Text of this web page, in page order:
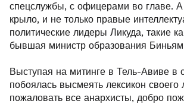
спецслужбы, с офицерами во главе.
крыло, и не только правые
политические лидеры Ликуда, такие
бывшая министр образования
Выступая на митинге в Тель-Авиве в
побоялась высмеять лексикон своего
пожаловать все анархисты, добро